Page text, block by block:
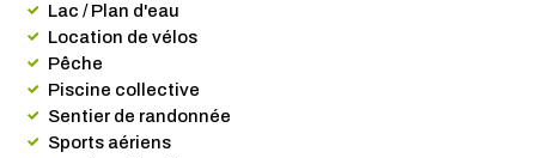
Lac / Plan d'eau
Location de vélos
Pêche
Piscine collective
Sentier de randonnée
Sports aériens